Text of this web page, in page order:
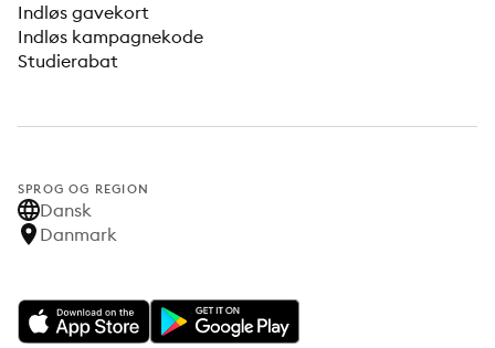
Indløs gavekort
Indløs kampagnekode
Studierabat
SPROG OG REGION
Dansk
Danmark